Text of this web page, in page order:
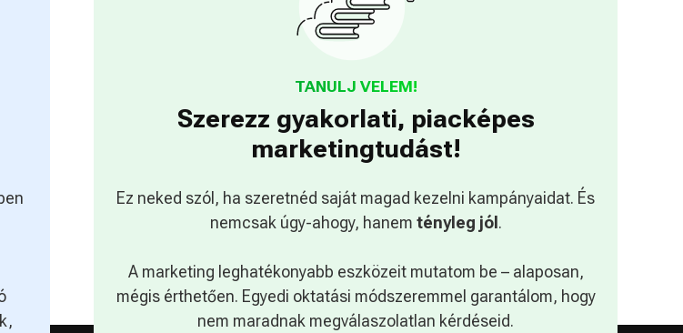
TANULJ VELEM!
Szerezz gyakorlati, piacképes
marketingtudást!
Ez neked szól, ha szeretnéd saját magad kezelni kampányaidat. És
nemcsak úgy-ahogy, hanem tényleg jól .
A marketing leghatékonyabb eszközeit mutatom be – alaposan,
mégis érthetően. Egyedi oktatási módszeremmel garantálom, hogy
nem maradnak megválaszolatlan kérdéseid.